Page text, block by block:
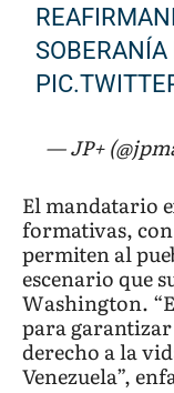
— JP+
El mandatario
formativas,
permiten al
escenario que
Washington.
para
derecho a la
Venezuela”,